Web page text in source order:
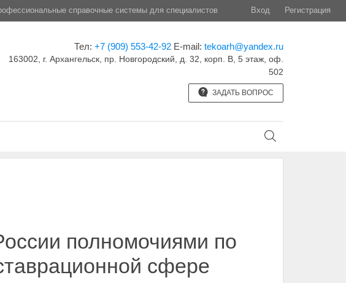
справочные системы для специалистов Вход Регистрация
Тел: +7 (909) 553-42-92 E-mail: tekoarh@yandex.ru
163002, г. Архангельск, пр. Новгородский, д. 32, корп. B, 5 этаж, оф.
502
ЗАДАТЬ ВОПРОС
полномочиями по
сфере